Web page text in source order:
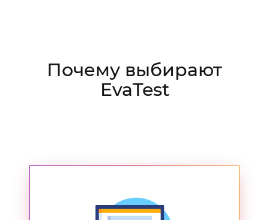
Почему выбирают
EvaTest